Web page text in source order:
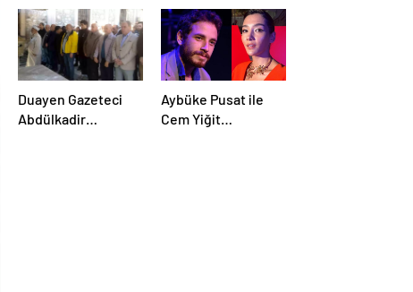
Duayen Gazeteci
Abdülkadir
Aybüke Pusat ile
Cem Yiğit